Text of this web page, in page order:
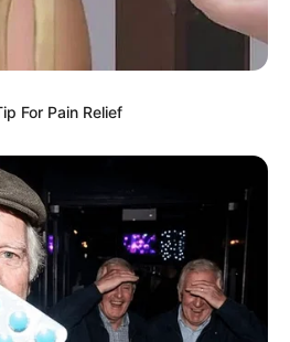
For Pain Relief